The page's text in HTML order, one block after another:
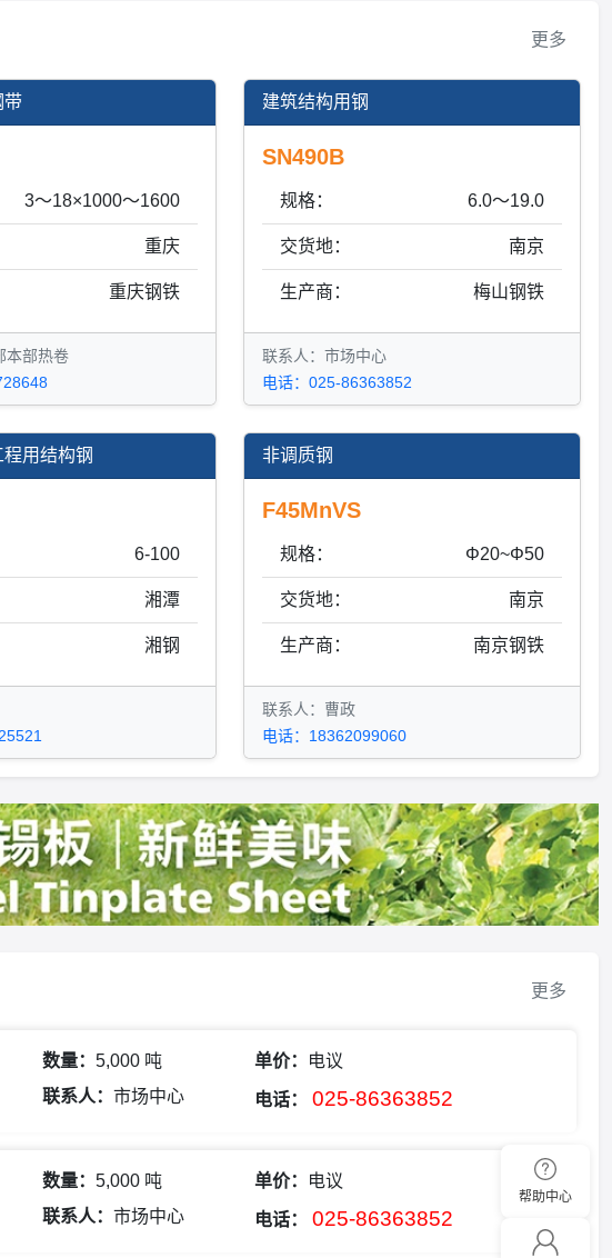
更多
带
3～18×1000～1600
重庆
重庆钢铁
本部热卷
建筑结构用钢
SN490B
规格： 6.0～19.0
交货地： 南京
生产商： 梅山钢铁
联系人：市场中心
电话：025-86363852
用结构钢
6-100
湘潭
湘钢
非调质钢
F45MnVS
规格： Φ20~Φ50
交货地： 南京
生产商： 南京钢铁
联系人：曹政
电话：18362099060
更多
数量：5,000 吨 单价：
电议
联系人：市场中心 电话： 025-86363852
数量：5,000 吨 单价：
电议
联系人：市场中心 电话： 025-86363852
帮助中心